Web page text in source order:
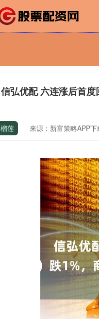
信弘优配 六连涨后首
榴莲 来源：新富策略APP下